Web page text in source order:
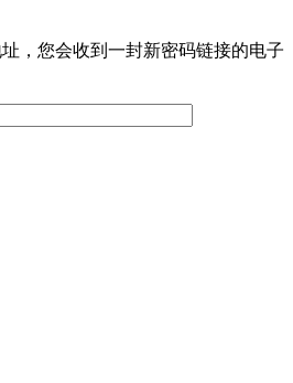
，您会收到一封新密码链接的电子